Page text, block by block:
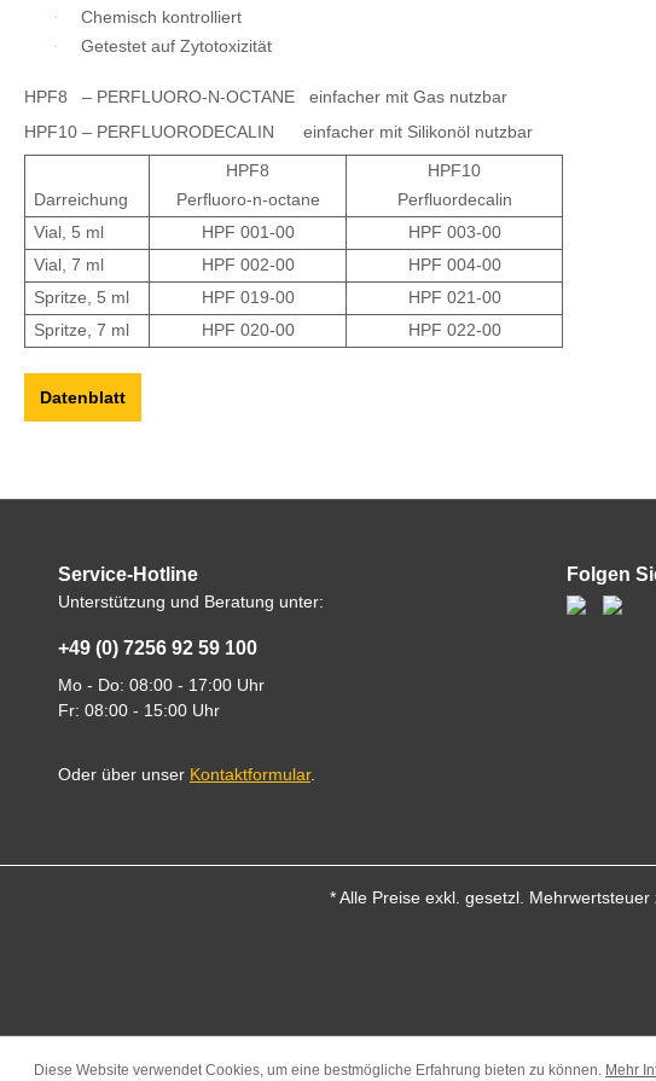
· Chemisch kontrolliert
· Getestet auf Zytotoxizität
HPF8 – PERFLUORO-N-OCTANE
einfacher mit Gas nutzbar
HPF10 – PERFLUORODECALIN einfacher mit Silikonöl nutzbar
Darreichung
HPF8
Perfluoro-n-octane
HPF10
Perfluordecalin
Vial, 5 ml
HPF 001-00
HPF 003-00
Vial, 7 ml
HPF 002-00
HPF 004-00
Spritze, 5 ml
HPF 019-00
HPF 021-00
Spritze, 7 ml
HPF 020-00 HPF 022-00
Datenblatt
Service-Hotline
Unterstützung und Beratung unter:
+49 (0) 7256 92 59 100
Mo - Do: 08:00 - 17:00 Uhr
Fr: 08:00 - 15:00 Uhr
Oder über unser Kontaktformular.
Folgen
* Alle Preise exkl. gesetzl. Mehrwertsteuer
Diese Website verwendet Cookies, um eine bestmögliche Erfahrung bieten zu können. Mehr